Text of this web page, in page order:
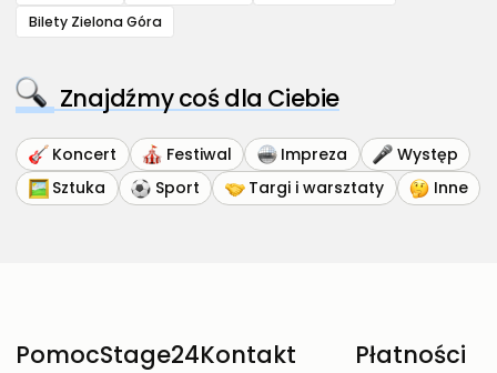
Bilety Zielona Góra
Znajdźmy coś dla Ciebie
Koncert Festiwal Impreza
Występ
Sztuka
Sport Targi i warsztaty Inne
PomocStage24Kontakt Płatności